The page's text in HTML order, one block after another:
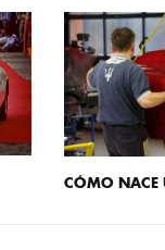
CÓMO NACE